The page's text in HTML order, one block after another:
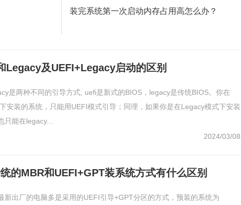
装完系统第一次启动内存占用高怎么办？
Legacy及UEFI+Legacy启动的区别
是两种不同的引导方式, uefi是新式的BIOS，legacy是传统BIOS。你在
安装的系统，只能用UEFI模式引导；同理，如果你是在Legacy模式下安装
只能在legacy...
2024/03/08
的MBR和UEFI+GPT装系统方式有什么区别
出厂的电脑多是采用的UEFI引导+GPT分区的方式，预装的系统为